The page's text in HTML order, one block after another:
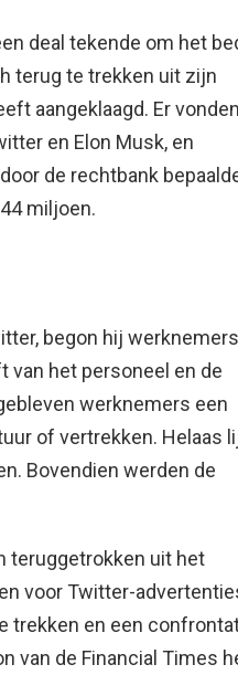
deal tekende om het
terug te trekken uit zijn
aangeklaagd. Er vonden
en Elon Musk, en
de rechtbank
miljoen.
begon hij
van het personeel en de
werknemers een
of vertrekken. Helaas
Bovendien werden de
teruggetrokken uit het
voor Twitter-
trekken en een
van de Financial Times